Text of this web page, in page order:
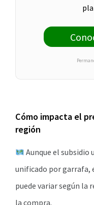
Cómo impacta el
región
Aunque el
unificado por garrafa,
puede variar según la
la compra.